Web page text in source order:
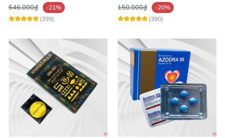
646.000₫
-21%
(399)
150.000₫
-20%
(390)